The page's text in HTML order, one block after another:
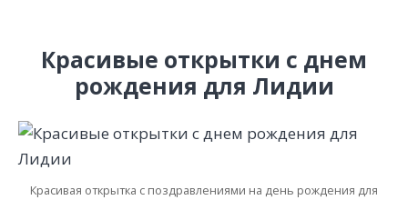
Красивые открытки с днем
рождения для Лидии
Красивая открытка с поздравлениями на день рождения для